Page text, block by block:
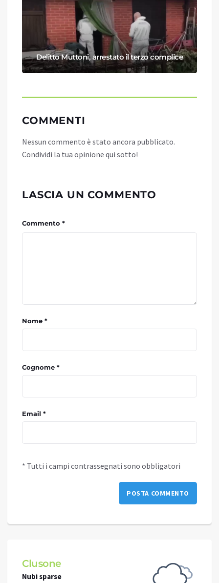
Delitto Muttoni, arrestato il terzo complice
COMMENTI
Nessun commento è stato ancora pubblicato.
Condividi la tua opinione qui sotto!
LASCIA UN COMMENTO
Commento *
Nome *
Cognome *
Email *
* Tutti i campi contrassegnati sono obbligatori
Clusone
Nubi sparse